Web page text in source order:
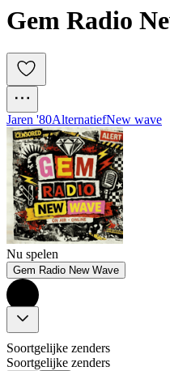
Jaren '80AlternatiefNew wave
Nu spelen
Gem Radio New Wave
Soortgelijke zenders
Soortgelijke zenders